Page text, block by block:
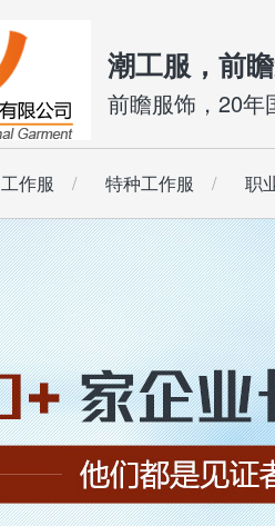
潮工服，前
前瞻服饰，20年
工作服
短袖套装 长袖夹克
特种工作服
阻燃工作服 防酸碱
职
T恤 衬衣